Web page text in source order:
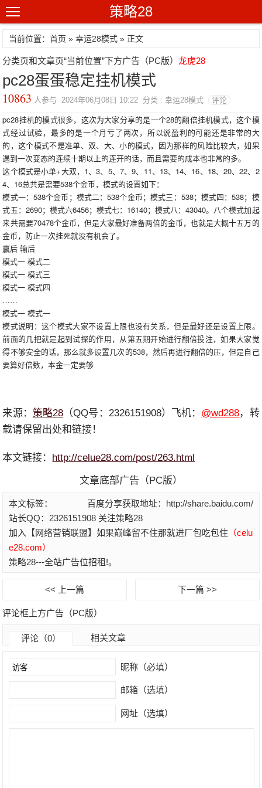
策略28
当前位置：首页 »幸运28模式 » 正文
分类页和文章页“当前位置”下方广告（PC版）龙虎28
pc28蛋蛋稳定挂机模式
10863 人参与 2024年06月08日 10:22 分类 : 幸运28模式 评论
pc28挂机的模式很多，这次为大家分享的是一个28的翻倍挂机模式，这个模
式经过试验，最多的是一个月亏了两次，所以说盈利的可能还是非常的大
的，这个模式不是准单、双、大、小的模式，因为那样的风险比较大，如果
遇到一次变态的连续十期以上的连开的话，而且需要的成本也非常的多。
这个模式是小单+大双，1、3、5、7、9、11、13、14、16、18、20、22、2
4、16总共是需要538个金币，模式的设置如下：
模式一：538个金币；模式二：538个金币；模式三：538；模式四：538；模
式五：2690；模式六6456；模式七：16140；模式八：43040。八个模式加起
来共需要70478个金币，但是大家最好准备两倍的金币，也就是大概十五万的
金币，防止一次挂死就没有机会了。
赢后 输后
模式一 模式二
模式一 模式三
模式一 模式四
……
模式一 模式一
模式说明：这个模式大家不设置上限也没有关系，但是最好还是设置上限。
前面的几把就是起到试探的作用，从第五期开始进行翻倍投注，如果大家觉
得不够安全的话，那么就多设置几次的538，然后再进行翻倍的压，但是自己
要算好倍数，本金一定要够
来源： 策略28 （QQ号：2326151908）飞机： @wd288，转
载请保留出处和链接！
本文链接： http://celue28.com/post/263.html
文章底部广告（PC版）
百度分享获取地址：http://share.baidu.com/
本文标签：
站长QQ：2326151908 关注策略28
加入【网络营销联盟】如果巅峰留不住那就进厂包吃包住 （celu
e28.com）
策略28---全站广告位招租!。
<< 上一篇 下一篇 >>
评论框上方广告（PC版）
评论（0） 相关文章
昵称（必填）
邮箱（选填）
网址（选填）